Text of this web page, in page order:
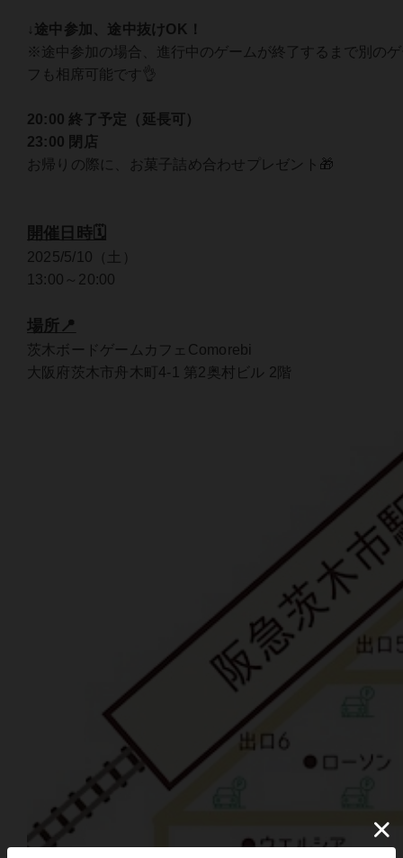
↓途中参加、途中抜けOK！
※途中参加の場合、進行中のゲームが終了するまで別の
フも相席可能です👌
20:00 終了予定（延長可）
23:00 閉店
お帰りの際に、お菓子詰め合わせプレゼント🎁
開催日時🗓️
2025/5/10（土）
13:00～20:00
場所📍
茨木ボードゲームカフェComorebi
大阪府茨木市舟木町4-1 第2奥村ビル 2階